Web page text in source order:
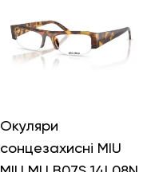
Окуляри
сонцезахисні MIU